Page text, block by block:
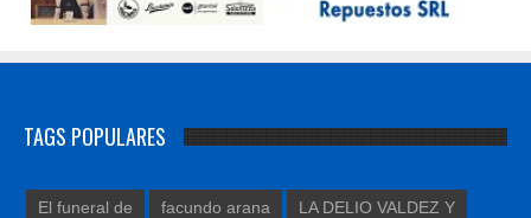
TAGS POPULARES
El funeral de facundo arana LA DELIO VALDEZ Y